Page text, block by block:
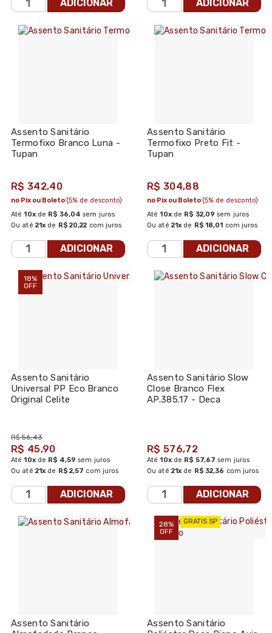
ADICIONAR ADICIONAR
Assento Sanitário
Termofixo Branco Luna -
Tupan
R$ 342,40
Até10xde R$ 36,04 sem juros
Ou até 21x de R$ 20,22 com juros
no Pix ou Boleto(5% de desconto)
ADICIONAR
Assento Sanitário
Termofixo Preto Fit -
Tupan
R$ 304,88
Até10xde R$ 32,09 sem juros
Ou até 21x de R$ 18,01 com juros
no Pix ou Boleto(5% de desconto)
ADICIONAR
18%
OFF
Assento Sanitário
Universal PP Eco Branco
Original Celite
R$ 56,43
R$ 45,90
Até10xde R$ 4,59 sem juros
Ou até 21x de R$ 2,57 com juros
ADICIONAR
Assento Sanitário Slow
Close Branco Flex
AP.385.17 - Deca
R$ 576,72
Até10xde R$ 57,67 sem juros
Ou até 21x de R$ 32,36 com juros
ADICIONAR
Assento Sanitário
28%
OFF
GRATIS SP
Assento Sanitário